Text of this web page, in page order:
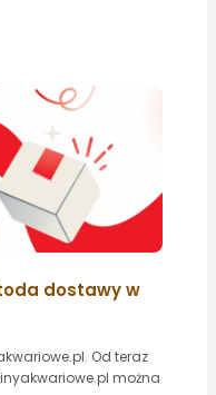
dostawy w
Od teraz
można